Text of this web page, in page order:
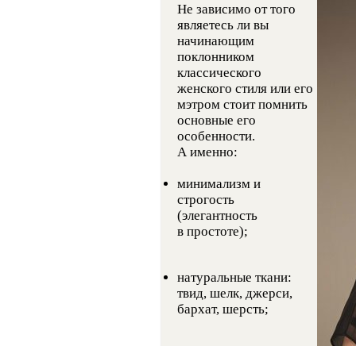
Не зависимо от того
являетесь ли вы
начинающим
поклонником
классического
женского стиля или его
мэтром стоит помнить
основные его
особенности.
А именно:
минимализм и
строгость
(элегантность
в простоте);
натуральные ткани:
твид, шелк, джерси,
бархат, шерсть;